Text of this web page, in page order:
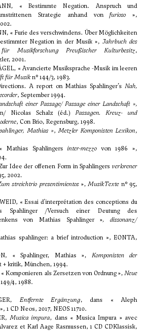
« Bestimmte Negation. Anspruch und
Strategie anhand vonfurioso »,
« Furie des verschwindens. Über Möglichkeiten
Negation in der Musik », Jahrbuch des
Musikforschung Preußischer Kulturbesitz,
2001.
« Avancierte Musiksprache -Musik im leeren
für Musikn° 144/3, 1983.
A report on Mathias Spahlinger’s Nah,
, September 1994.
einer Passage/ Passage einer Landschaft »,
Nicolas Schalz (éd.)Passagen. Kreuz- und
, Con Brio, Regensburg, 1998.
Mathias », Metzler Komponisten Lexikon,
Mathias Spahlingersinter-mezzo von 1986 »,
Idee der offenen Form in Spahlingers verlorener
2002.
streichtrio presentimientos»,MusikTexte n° 95,
« Essai d'interprétation des conceptions du
Spahlinger /Versuch einer Deutung des
von Mathias Spahlinger », dissonanz/
spahlinger: a brief introduction », EONTA,
« Spahlinger, Mathias », Komponisten der
+ kritik, München, 1994.
Komponieren als Zersetzen von Ordnung », Neue
4, 1988.
Entfernte Ergänzung, dans « Aleph
1 CD Neos, 2017, NEOS 11710.
Musica impura, dans « Musica Impura » avec
et Karl Aage Rasmussen, 1 CD CDKlassisk,